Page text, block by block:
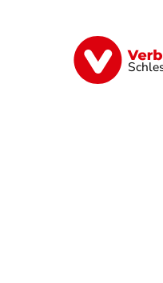
Finanzen